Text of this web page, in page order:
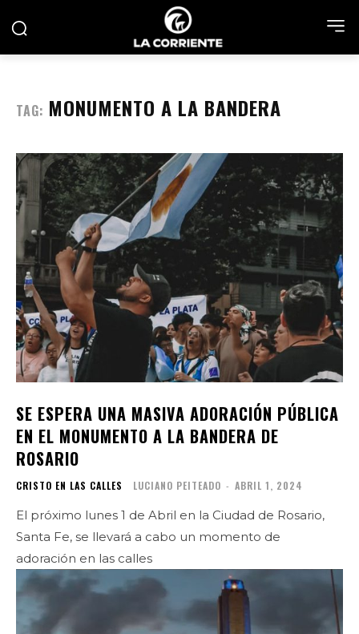
TAG: MONUMENTO A LA BANDERA
SE ESPERA UNA MASIVA ADORACIÓN PÚBLICA
EN EL MONUMENTO A LA BANDERA DE
ROSARIO
CRISTO EN LAS CALLES LUCIANO PEITEADO - ABRIL 1, 2024
El próximo lunes 1 de Abril en la Ciudad de Rosario,
Santa Fe, se llevará a cabo un momento de
adoración en las calles